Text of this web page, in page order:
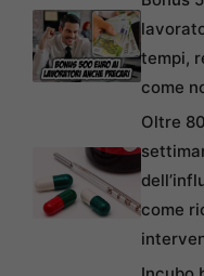
tempi,
come
Oltre
come